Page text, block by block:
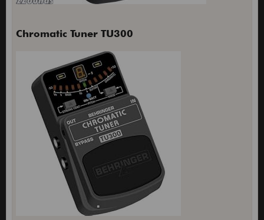
Chromatic Tuner TU300